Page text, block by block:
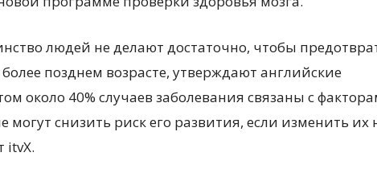
людей не делают достаточно, чтобы
позднем возрасте, утверждают английские
около 40% случаев заболевания связаны с
могут снизить риск его развития, если изменить их
itvX.